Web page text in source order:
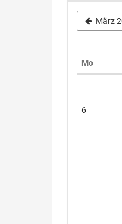
März
MoMontag
6Keine